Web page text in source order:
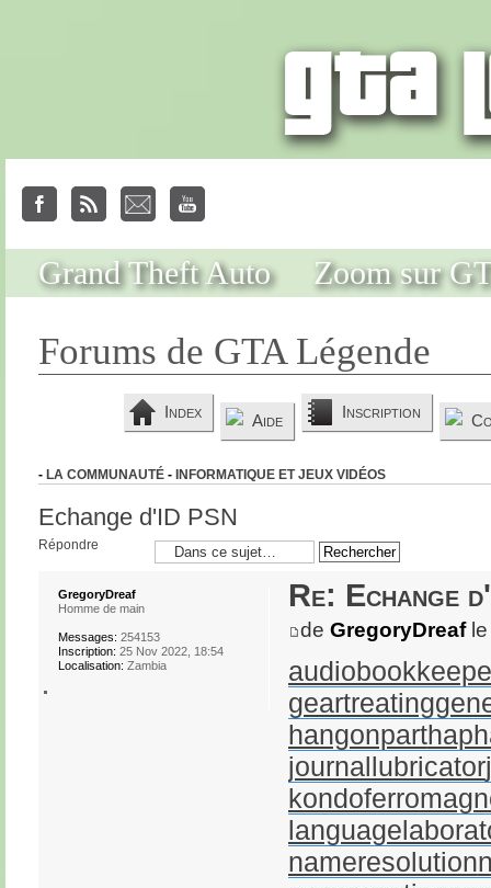
Grand Theft Auto Zoom sur
Forums de GTA Légende
Index Aide Inscription
- LA COMMUNAUTÉ - INFORMATIQUE ET JEUX VIDÉOS
Echange d'ID PSN
Répondre
Re: Echange
de GregoryDreafle
geartreating
hangonpart
journallubricator
nameresolution
GregoryDreaf
Homme de main
Messages: 254153
Inscription: 25 Nov 2022, 18:54
Localisation: Zambia